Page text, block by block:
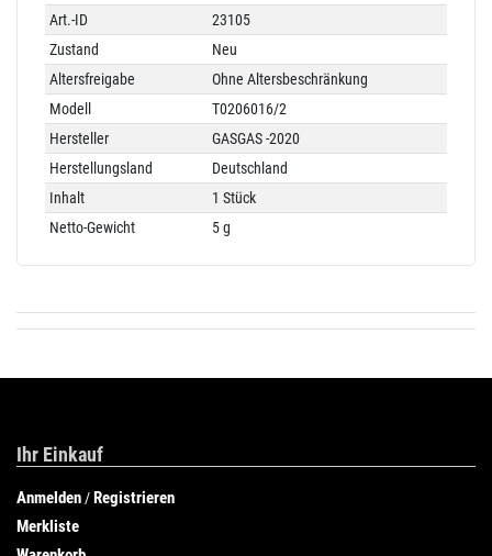
Technisches
Merkmal
Wert
Art.-ID
23105
Zustand
Neu
Altersfreigabe
Ohne Altersbeschränkung
Modell
T0206016/2
Hersteller
GASGAS -2020
Herstellungsland
Deutschland
Inhalt
1 Stück
Netto-Gewicht
5 g
Ihr Einkauf
Anmelden /Registrieren
Merkliste